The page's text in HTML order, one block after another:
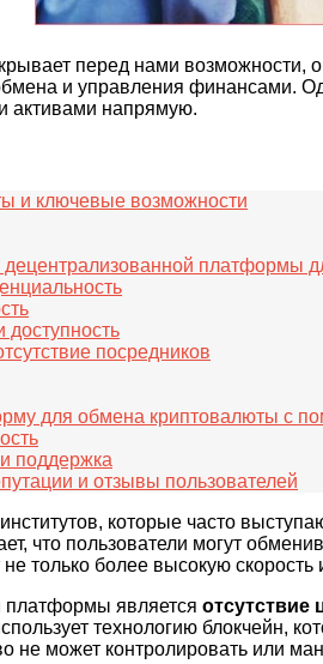
перед нами возможности,
и управления финансами.
активами напрямую.
и ключевые возможности
децентрализованной платформы
посредников
для обмена криптовалюты с
поддержка
и отзывы пользователей
которые часто
что пользователи могут
только более высокую
является отсутствие
технологию блокчейн,
не может контролировать или